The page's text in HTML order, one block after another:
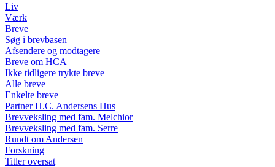
Liv
Værk
Breve
Søg i brevbasen
Afsendere og modtagere
Breve om HCA
Ikke tidligere trykte breve
Alle breve
Enkelte breve
Partner H.C. Andersens Hus
Brevveksling med fam. Melchior
Brevveksling med fam. Serre
Rundt om Andersen
Forskning
Titler oversat